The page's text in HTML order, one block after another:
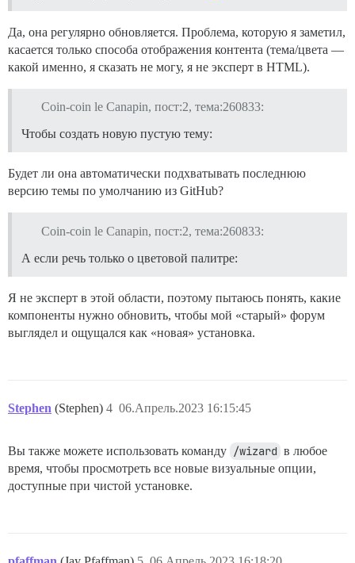
Да, она регулярно обновляется. Проблема, которую я заметил,
касается только способа отображения контента (тема/цвета —
какой именно, я сказать не могу, я не эксперт в HTML).
Coin-coin le Canapin, пост:2, тема:260833:
Чтобы создать новую пустую тему:
Будет ли она автоматически подхватывать последнюю
версию темы по умолчанию из GitHub?
Coin-coin le Canapin, пост:2, тема:260833:
А если речь только о цветовой палитре:
Я не эксперт в этой области, поэтому пытаюсь понять, какие
компоненты нужно обновить, чтобы мой «старый» форум
выглядел и ощущался как «новая» установка.
Stephen (Stephen) 06.Апрель.2023 16:15:45
4
Вы также можете использовать команду /wizard в любое
время, чтобы просмотреть все новые визуальные опции,
доступные при чистой установке.